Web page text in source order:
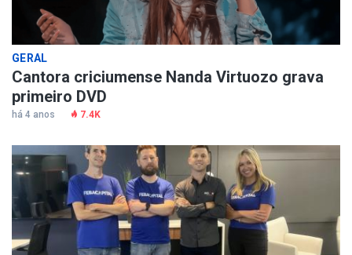
GERAL
Cantora criciumense Nanda Virtuozo grava
primeiro DVD
há 4 anos 7.4K